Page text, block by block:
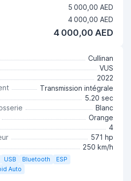
5 000,00 AED
4 000,00 AED
4 000,00 AED
Cullinan
VUS
2022
Transmission intégrale
5.20 sec
Blanc
Orange
4
571 hp
250 km/h
USB Bluetooth
ESP
Auto